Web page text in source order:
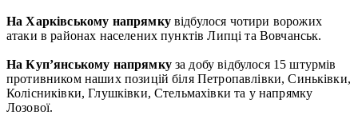
На Харківському напрямкувідбулося чотири ворожих
атаки в районах населених пунктів Липці та Вовчанськ.
На Куп’янському напрямкуза добу відбулося 15 штурмів
противником наших позицій біля Петропавлівки, Синьківки,
Колісниківки, Глушківки, Стельмахівки та у напрямку
Лозової.